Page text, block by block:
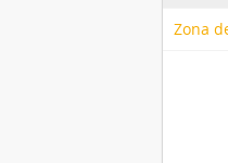
Zona